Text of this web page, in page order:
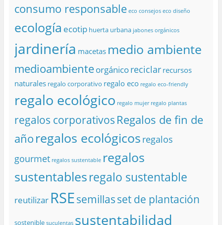
consumo responsable eco consejos eco diseño
ecología ecotip huerta urbana jabones orgánicos
jardinería macetas medio ambiente
medioambienteorgánicoreciclar recursos
naturales regalo corporativo regalo eco regalo eco-friendly
regalo ecológico regalo mujer regalo plantas
regalos corporativos Regalos de fin de
año regalos ecológicos regalos
gourmet regalos sustentable regalos
sustentablesregalo sustentable
reutilizar RSEsemillasset de plantación
sostenible suculentas sustentabilidad